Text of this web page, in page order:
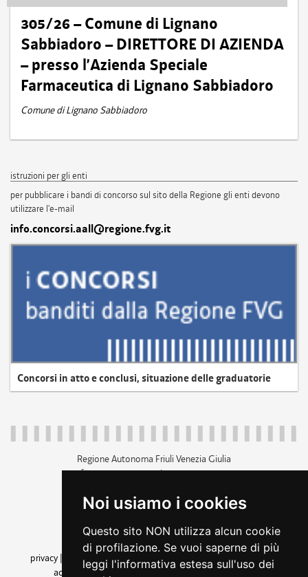
Noi usiamo i cookies
Questo sito NON utilizza alcun cookie
di profilazione. Se vuoi saperne di più
leggi l'informativa estesa sull'uso dei
305/26 – Comune di Lignano
Sabbiadoro – DIRETTORE DI AZIENDA
– presso l’Azienda Speciale
Farmaceutica di Lignano Sabbiadoro
Comune di Lignano Sabbiadoro
istruzioni per gli enti
per pubblicare i bandi di concorso sul sito della Regione gli enti devono
utilizzare l'e-mail
info.concorsi.aall@regione.fvg.it
Concorsi in atto e conclusi, situazione delle graduatorie
Regione Autonoma Friuli Venezia Giulia
c.f. 80014930327; p.iva 00526040324
+39 040 3771111
amministrazione trasparente
privacy
cookie |note legali accessibilità
dichiarazione di
accessibilità| feedback cambio preferenze cookie